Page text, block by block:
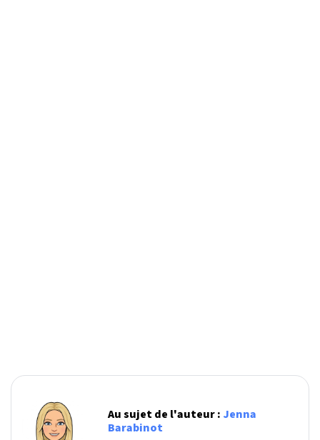
Au sujet de l'auteur : Jenna
Barabinot